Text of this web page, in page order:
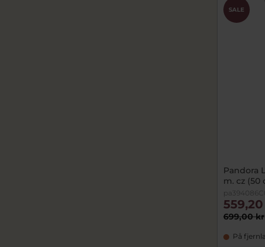
SALE
Pandora
m. cz (50
699,00 kr
På